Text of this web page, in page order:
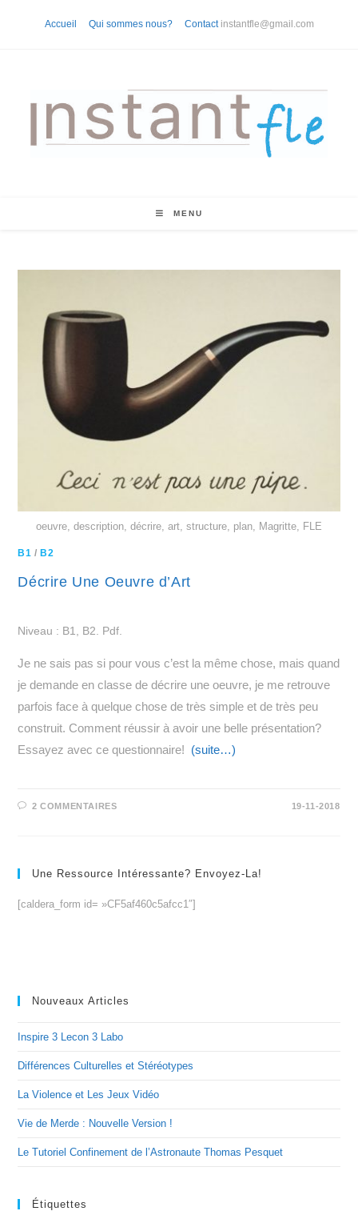
Accueil Qui sommes nous? Contact instantfle@gmail.com
MENU
oeuvre, description, décrire, art, structure, plan, Magritte, FLE
B1 /B2
Décrire Une Oeuvre d’Art
Niveau : B1, B2. Pdf.
Je ne sais pas si pour vous c’est la même chose, mais quand
je demande en classe de décrire une oeuvre, je me retrouve
parfois face à quelque chose de très simple et de très peu
construit. Comment réussir à avoir une belle présentation?
Essayez avec ce questionnaire! (suite…)
2 COMMENTAIRES 19-11-2018
Une Ressource Intéressante? Envoyez-La!
[caldera_form id= »CF5af460c5afcc1″]
Nouveaux Articles
Inspire 3 Lecon 3 Labo
Différences Culturelles et Stéréotypes
La Violence et Les Jeux Vidéo
Vie de Merde : Nouvelle Version !
Le Tutoriel Confinement de l’Astronaute Thomas Pesquet
Étiquettes